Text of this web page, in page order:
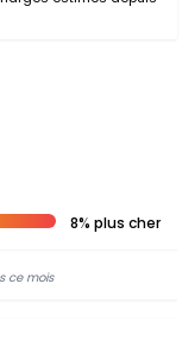
8% plus cher
ce mois